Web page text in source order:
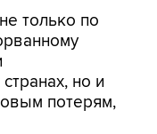
только по
но и
потерям,